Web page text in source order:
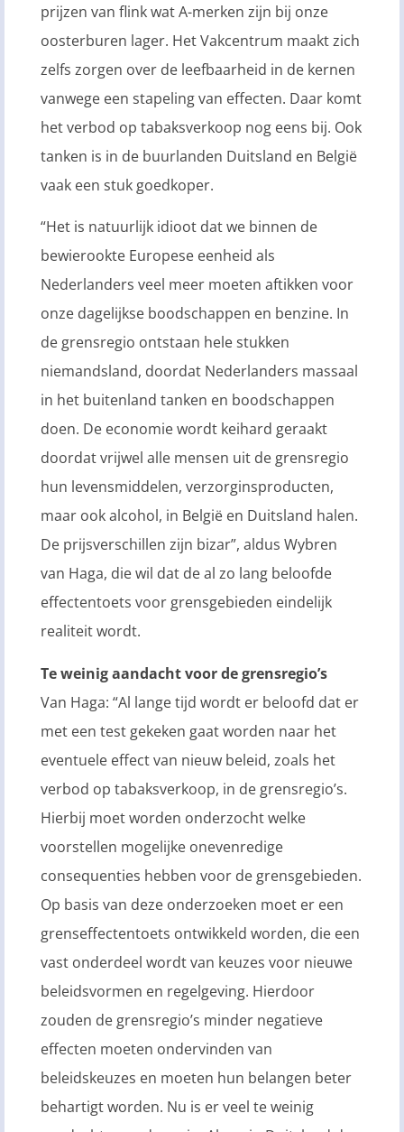
prijzen van flink wat A-merken zijn bij onze
oosterburen lager. Het Vakcentrum maakt zich
zelfs zorgen over de leefbaarheid in de kernen
vanwege een stapeling van effecten. Daar komt
het verbod op tabaksverkoop nog eens bij. Ook
tanken is in de buurlanden Duitsland en België
vaak een stuk goedkoper.
“Het is natuurlijk idioot dat we binnen de
bewierookte Europese eenheid als
Nederlanders veel meer moeten aftikken voor
onze dagelijkse boodschappen en benzine. In
de grensregio ontstaan hele stukken
niemandsland, doordat Nederlanders massaal
in het buitenland tanken en boodschappen
doen. De economie wordt keihard geraakt
doordat vrijwel alle mensen uit de grensregio
hun levensmiddelen, verzorginsproducten,
maar ook alcohol, in België en Duitsland halen.
De prijsverschillen zijn bizar”, aldus Wybren
van Haga, die wil dat de al zo lang beloofde
effectentoets voor grensgebieden eindelijk
realiteit wordt.
Te weinig aandacht voor de grensregio’s
Van Haga: “Al lange tijd wordt er beloofd dat er
met een test gekeken gaat worden naar het
eventuele effect van nieuw beleid, zoals het
verbod op tabaksverkoop, in de grensregio’s.
Hierbij moet worden onderzocht welke
voorstellen mogelijke onevenredige
consequenties hebben voor de grensgebieden.
Op basis van deze onderzoeken moet er een
grenseffectentoets ontwikkeld worden, die een
vast onderdeel wordt van keuzes voor nieuwe
beleidsvormen en regelgeving. Hierdoor
zouden de grensregio’s minder negatieve
effecten moeten ondervinden van
beleidskeuzes en moeten hun belangen beter
behartigt worden. Nu is er veel te weinig